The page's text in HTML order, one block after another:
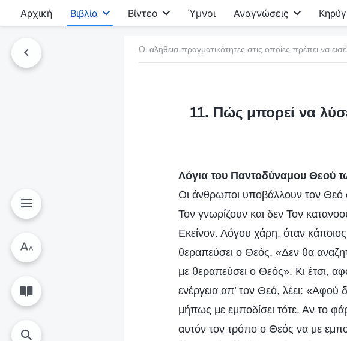
Αρχική Βιβλία Βίντεο Ύμνοι Αναγνώσεις
Οι αλήθεια-πραγματικότητες στις οποίες πρέπει να
11. Πώς μπορεί να
Λόγια του Παντοδύναμου Θεού
Οι άνθρωποι υποβάλλουν τον Θεό
Τον γνωρίζουν και δεν Τον
Εκείνον. Λόγου χάρη, όταν
θεραπεύσει ο Θεός. «Δεν θα
με θεραπεύσει ο Θεός». Κι έτσι,
ενέργεια απ’ τον Θεό, λέει:
μήπως με εμποδίσει τότε. Αν το
αυτόν τον τρόπο ο Θεός να με